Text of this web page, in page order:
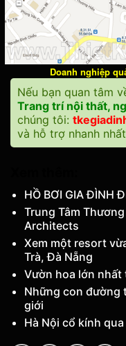
Doanh nghiệp
Nếu bạn quan tâm
Trang trí nội thất,
chúng tôi:
và hỗ trợ nhanh
HỒ BƠI GIA ĐÌNH
Trung Tâm
Architects
Xem một resort
Trà, Đà Nẵng
Vườn hoa lớn nhất
Những con đường
giới
Hà Nội cổ kính